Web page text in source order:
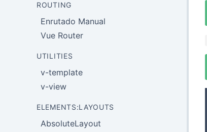
ROUTING
Enrutado Manual
Vue Router
UTILITIES
v-template
v-view
ELEMENTS:LAYOUTS
AbsoluteLayout